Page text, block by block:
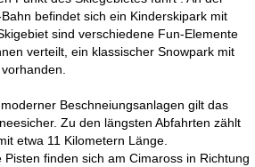
befindet sich ein Kinderskipark mit
sind verschiedene Fun-Elemente
verteilt, ein klassischer Snowpark mit
Beschneiungsanlagen gilt das
Zu den längsten Abfahrten zählt
etwa 11 Kilometern Länge.
finden sich am Cimaross in Richtung